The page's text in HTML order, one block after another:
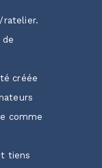
ratelier.
créée
comme
tiens